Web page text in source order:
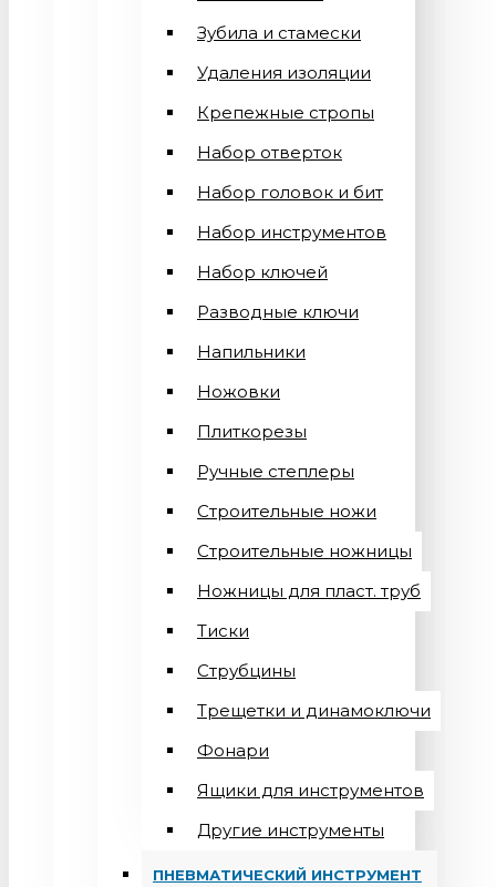
Зубила и стамески
Удаления изоляции
Крепежные стропы
Набор отверток
Набор головок и бит
Набор инструментов
Набор ключей
Разводные ключи
Напильники
Ножовки
Плиткорезы
Ручные степлеры
Строительные ножи
Строительные ножницы
Ножницы для пласт. труб
Тиски
Струбцины
Трещетки и динамоключи
Фонари
Ящики для инструментов
Другие инструменты
ПНЕВМАТИЧЕСКИЙ ИНСТРУМЕНТ